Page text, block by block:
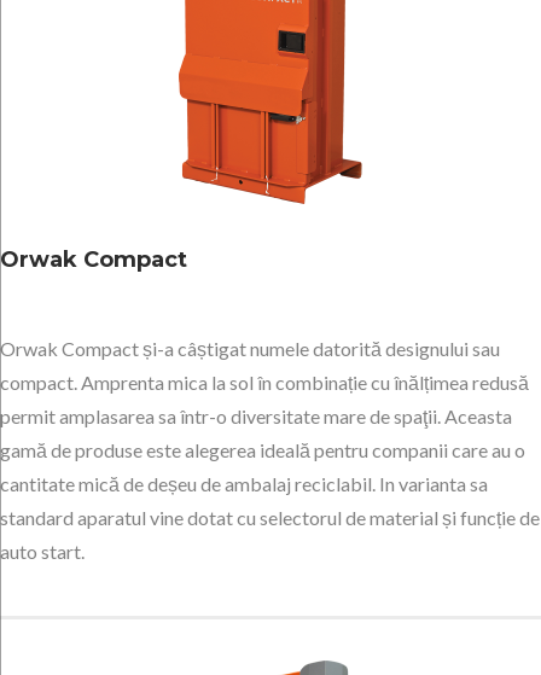
Orwak Compact
Orwak Compact și-a câștigat numele datorită designului sau
compact. Amprenta mica la sol în combinație cu înălțimea redusă
permit amplasarea sa într-o diversitate mare de spaţii. Aceasta
gamă de produse este alegerea ideală pentru companii care au o
cantitate mică de deșeu de ambalaj reciclabil. In varianta sa
standard aparatul vine dotat cu selectorul de material și funcție de
auto start.